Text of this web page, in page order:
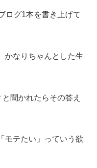
ログ1本を書き上げて
かなりちゃんとした生
聞かれたらその答え
モテたい」っていう欲